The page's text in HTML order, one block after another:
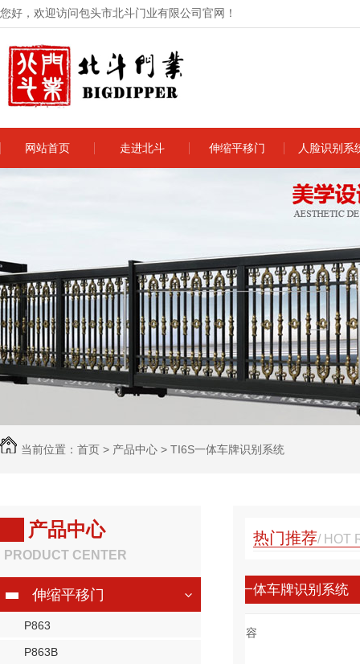
您好，欢迎访问包头市北斗门业有限公司官网！
网站首页 走进北斗 伸缩平移门 人脸识别系
当前位置： 首页 > 产品中心 > TI6S一体车牌识别系统
产品中心
PRODUCT CENTER
伸缩平移门
P863
P863B
热门推荐/ HOT
一体车牌识别系统